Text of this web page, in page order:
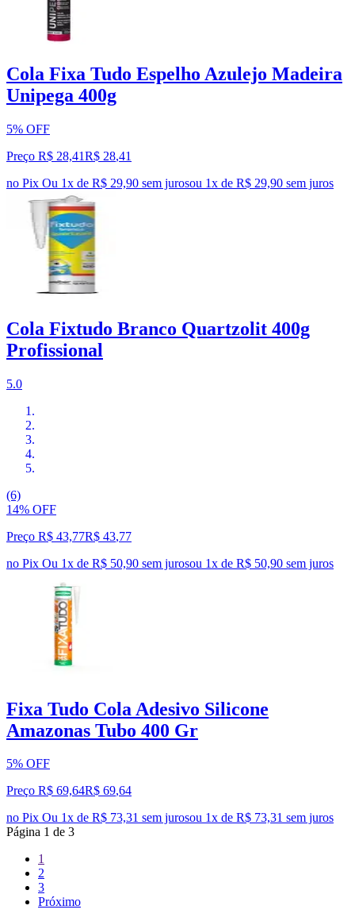
Cola Fixa Tudo Espelho Azulejo Madeira
Unipega 400g
5% OFF
Preço R$ 28,41R$ 28,41
no Pix Ou 1x de R$ 29,90 sem jurosou 1x de R$ 29,90 sem juros
Cola Fixtudo Branco Quartzolit 400g
Profissional
5.0
(6)
14% OFF
Preço R$ 43,77R$ 43,77
no Pix Ou 1x de R$ 50,90 sem jurosou 1x de R$ 50,90 sem juros
Fixa Tudo Cola Adesivo Silicone
Amazonas Tubo 400 Gr
5% OFF
Preço R$ 69,64R$ 69,64
no Pix Ou 1x de R$ 73,31 sem jurosou 1x de R$ 73,31 sem juros
Página 1 de 3
1
2
3
Próximo